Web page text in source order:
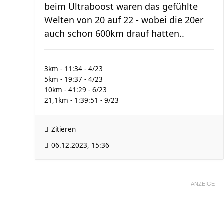
beim Ultraboost waren das gefühlte
Welten von 20 auf 22 - wobei die 20er
auch schon 600km drauf hatten..
3km - 11:34 - 4/23
5km - 19:37 - 4/23
10km - 41:29 - 6/23
21,1km - 1:39:51 - 9/23
Zitieren
06.12.2023, 15:36
ANZEIGE